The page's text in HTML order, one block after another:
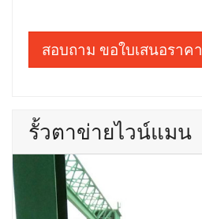
สอบถาม ขอใบเสนอราคา
รั้วตาข่ายไวน์แมน